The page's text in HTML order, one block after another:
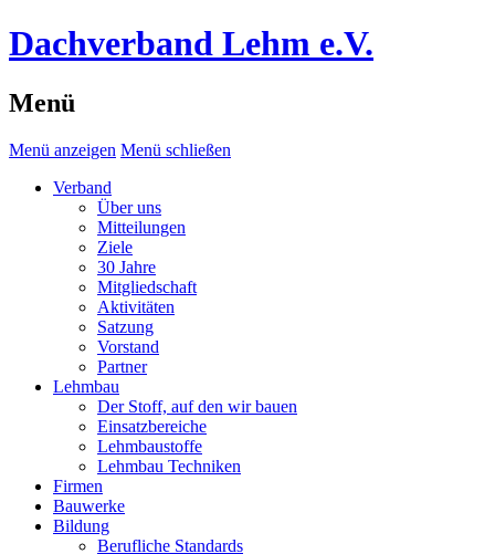
Dachverband Lehm e.V.
Menü
Menü anzeigen Menü schließen
Verband
Über uns
Mitteilungen
Ziele
30 Jahre
Mitgliedschaft
Aktivitäten
Satzung
Vorstand
Partner
Lehmbau
Der Stoff, auf den wir bauen
Einsatzbereiche
Lehmbaustoffe
Lehmbau Techniken
Firmen
Bauwerke
Bildung
Berufliche Standards